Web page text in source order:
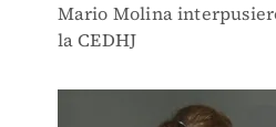
Mario Molina
la CEDHJ